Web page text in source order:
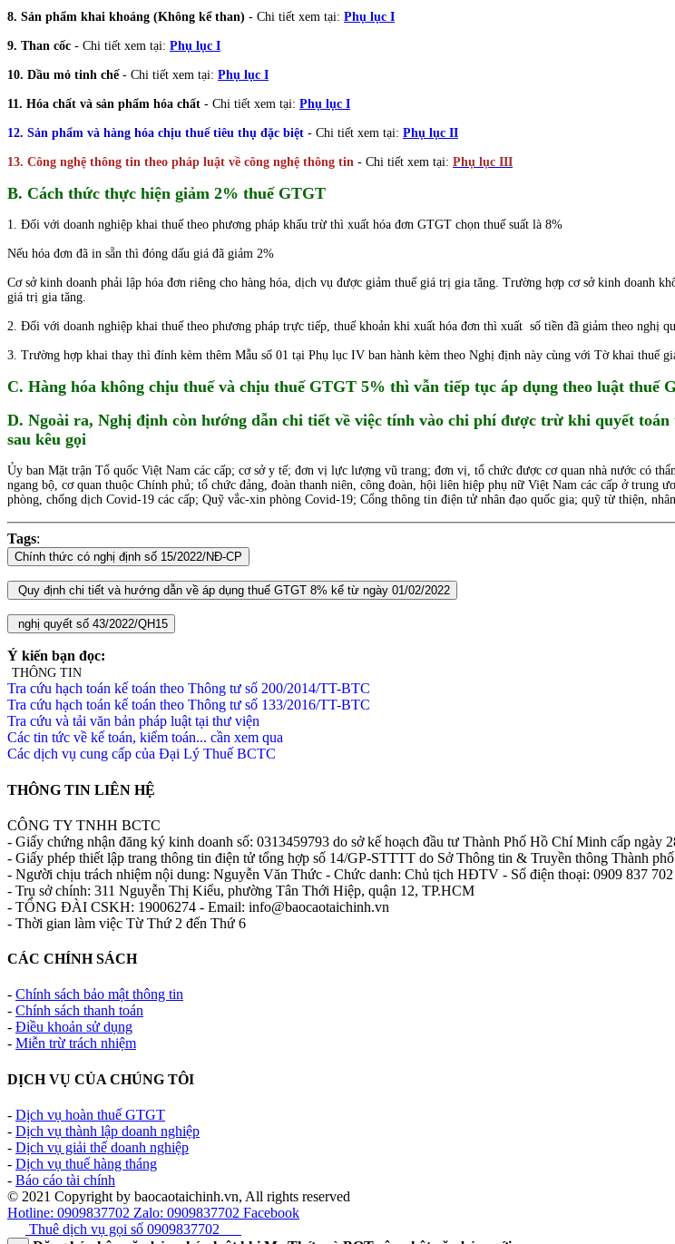
8. Sản phẩm khai khoáng (Không kể than) - Chi tiết xem tại: Phụ lục I
9. Than cốc - Chi tiết xem tại: Phụ lục I
10. Dầu mỏ tinh chế - Chi tiết xem tại: Phụ lục I
11. Hóa chất và sản phẩm hóa chất - Chi tiết xem tại: Phụ lục I
12. Sản phẩm và hàng hóa chịu thuế tiêu thụ đặc biệt - Chi tiết xem tại: Phụ lục II
13. Công nghệ thông tin theo pháp luật về công nghệ thông tin - Chi tiết xem tại: Phụ lục III
B. Cách thức thực hiện giảm 2% thuế GTGT
1. Đối với doanh nghiệp khai thuế theo phương pháp khấu trừ thì xuất hóa đơn GTGT chọn thuế suất là 8%
Nếu hóa đơn đã in sẵn thì đóng dấu giá đã giảm 2%
Cơ sở kinh doanh phải lập hóa đơn riêng cho hàng hóa, dịch vụ được giảm thuế giá trị gia tăng. Trường hợp cơ sở kinh doanh
giá trị gia tăng.
2. Đối với doanh nghiệp khai thuế theo phương pháp trực tiếp, thuế khoản khi xuất hóa đơn thì xuất số tiền đã giảm theo nghị
3. Trường hợp khai thay thì đính kèm thêm Mẫu số 01 tại Phụ lục IV ban hành kèm theo Nghị định này cùng với Tờ khai thuế
C. Hàng hóa không chịu thuế và chịu thuế GTGT 5% thì vẫn tiếp tục áp dụng theo luật thuế
D. Ngoài ra, Nghị định còn hướng dẫn chi tiết về việc tính vào chi phí được trừ khi quyết
sau kêu gọi
Ủy ban Mặt trận Tổ quốc Việt Nam các cấp; cơ sở y tế; đơn vị lực lượng vũ trang; đơn vị, tổ chức được cơ quan nhà nước có
ngang bộ, cơ quan thuộc Chính phủ; tổ chức đảng, đoàn thanh niên, công đoàn, hội liên hiệp phụ nữ Việt Nam các cấp ở
phòng, chống dịch Covid-19 các cấp; Quỹ vắc-xin phòng Covid-19; Cổng thông tin điện tử nhân đạo quốc gia; quỹ từ thiện,
Tags:
Ý kiến bạn đọc:
THÔNG TIN
Tra cứu hạch toán kế toán theo Thông tư số 200/2014/TT-BTC
Tra cứu hạch toán kế toán theo Thông tư số 133/2016/TT-BTC
Tra cứu và tải văn bản pháp luật tại thư viện
Các tin tức về kế toán, kiểm toán... cần xem qua
Các dịch vụ cung cấp của Đại Lý Thuế BCTC
THÔNG TIN LIÊN HỆ
CÔNG TY TNHH BCTC
- Giấy chứng nhận đăng ký kinh doanh số: 0313459793 do sở kế hoạch đầu tư Thành Phố Hồ Chí Minh cấp ngày
- Giấy phép thiết lập trang thông tin điện tử tổng hợp số 14/GP-STTTT do Sở Thông tin & Truyền thông Thành
- Người chịu trách nhiệm nội dung: Nguyễn Văn Thức - Chức danh: Chủ tịch HĐTV - Số điện thoại: 0909 837 702
- Trụ sở chính: 311 Nguyễn Thị Kiểu, phường Tân Thới Hiệp, quận 12, TP.HCM
- TỔNG ĐÀI CSKH: 19006274 - Email: info@baocaotaichinh.vn
- Thời gian làm việc Từ Thứ 2 đến Thứ 6
CÁC CHÍNH SÁCH
- Chính sách bảo mật thông tin
- Chính sách thanh toán
- Điều khoản sử dụng
- Miễn trừ trách nhiệm
DỊCH VỤ CỦA CHÚNG TÔI
- Dịch vụ hoàn thuế GTGT
- Dịch vụ thành lập doanh nghiệp
- Dịch vụ giải thể doanh nghiệp
- Dịch vụ thuế hàng tháng
- Báo cáo tài chính
© 2021 Copyright by baocaotaichinh.vn, All rights reserved
Hotline: 0909837702 Zalo: 0909837702 Facebook
Thuê dịch vụ gọi số 0909837702